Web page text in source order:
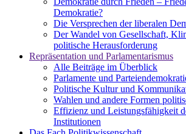
Demokratie?
Die Versprechen der liberalen
Der Wandel von Gesellschaft,
politische Herausforderung
Repräsentation und Parlamentarismus
Alle Beiträge im Überblick
Parlamente und
Politische Kultur und
Wahlen und andere Formen
Effizienz und Leistungsfähigkeit
Institutionen